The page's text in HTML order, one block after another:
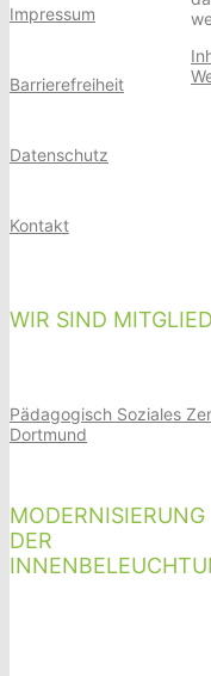
Impressum
Barrierefreiheit
Datenschutz
Kontakt
WIR SIND
Pädagogisch Soziales
Dortmund
MODERNISIERUNG
DER